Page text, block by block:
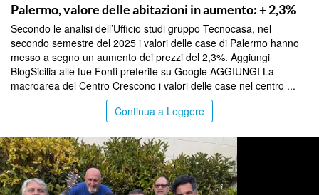
Palermo, valore delle abitazioni in aumento: + 2,3%
Secondo le analisi dell’Ufficio studi gruppo Tecnocasa, nel
secondo semestre del 2025 i valori delle case di Palermo hanno
messo a segno un aumento dei prezzi del 2,3%. Aggiungi
BlogSicilia alle tue Fonti preferite su Google AGGIUNGI La
macroarea del Centro Crescono i valori delle case nel centro ...
Continua a Leggere